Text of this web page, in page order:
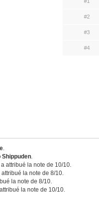
#2
#3
#4
.
Shippuden.
attribué la note de 10/10.
attribué la note de 8/10.
la note de 8/10.
la note de 10/10.